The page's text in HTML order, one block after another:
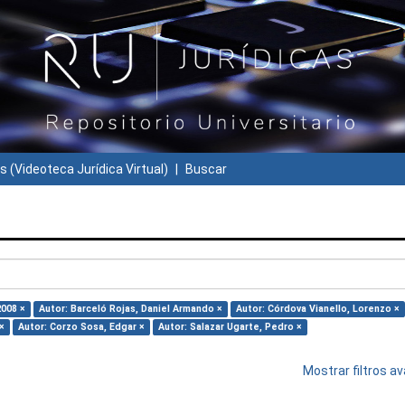
(Videoteca Jurídica Virtual) Buscar
× Autor: Barceló Rojas, Daniel Armando ×
Autor: Córdova Vianello, Lorenzo ×
Autor: Corzo Sosa, Edgar × Autor: Salazar Ugarte, Pedro ×
Mostrar filtros